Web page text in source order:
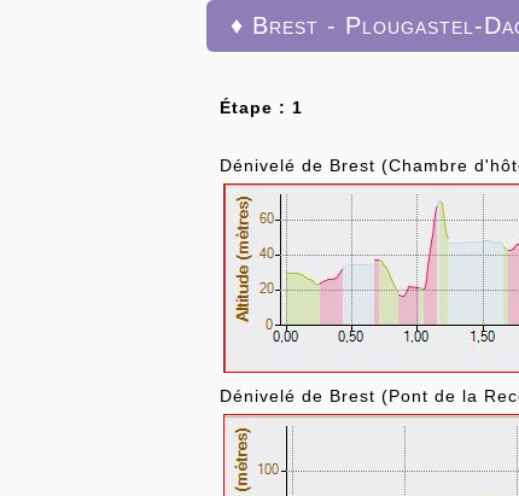
♦ Brest - Plougastel-
Étape : 1
Dénivelé de Brest (Chambre
Dénivelé de Brest (Pont de la